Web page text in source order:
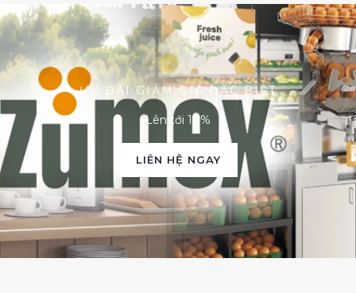
ƯU ĐÃI GIẢM GIÁ ĐẶC BIỆT
Lên tới 10%
LIÊN HỆ NGAY